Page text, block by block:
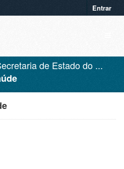
Entrar
de Estado do ...